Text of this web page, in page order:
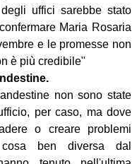
uffici sarebbe stato
Maria Rosaria
e le promesse non
è più credibile"
non sono state
per caso, ma dove
o creare problemi
cosa ben diversa dal